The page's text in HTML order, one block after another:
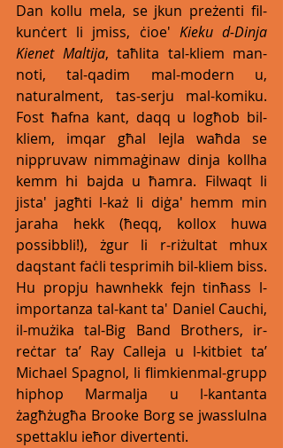
Dan kollu mela, se jkun preżenti fil-
kunċert li jmiss, ċioe' Kieku d-Dinja
Kienet Maltija, taħlita tal-kliem man-
noti, tal-qadim mal-modern u,
naturalment, tas-serju mal-komiku.
Fost ħafna kant, daqq u logħob bil-
kliem, imqar għal lejla waħda se
nippruvaw nimmaġinaw dinja kollha
kemm hi bajda u ħamra. Filwaqt li
jista' jagħti l-każ li diġa' hemm min
jaraha hekk (ħeqq, kollox huwa
possibbli!), żgur li r-riżultat mhux
daqstant faċli tesprimih bil-kliem biss.
Hu propju hawnhekk fejn tinħass l-
importanza tal-kant ta' Daniel Cauchi,
il-mużika tal-Big Band Brothers, ir-
reċtar ta’ Ray Calleja u l-kitbiet ta’
Michael Spagnol, li flimkienmal-grupp
hiphop Marmalja u l-kantanta
żagħżugħa Brooke Borg se jwasslulna
spettaklu ieħor divertenti.